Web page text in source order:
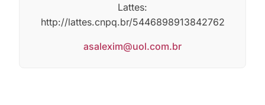
Lattes:
http://lattes.cnpq.br/5446898913842762
asalexim@uol.com.br